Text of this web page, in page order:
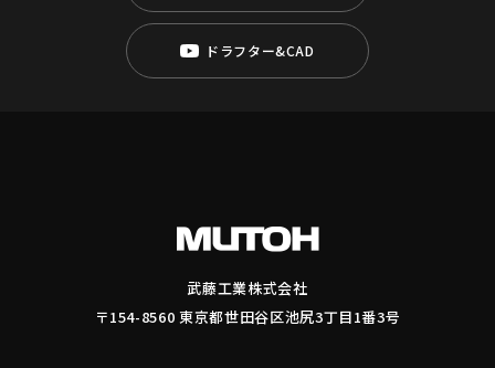
ドラフター&CAD
武藤工業株式会社
〒154-8560 東京都世田谷区池尻3丁目1番3号